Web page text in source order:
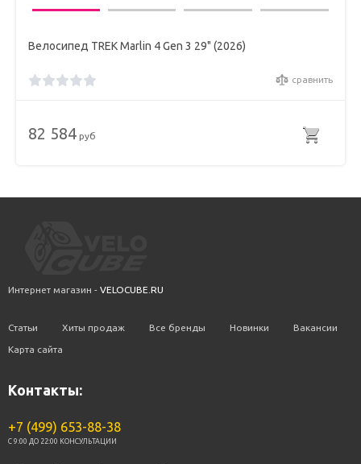
Велосипед TREK Marlin 4 Gen 3 29" (2026)
сравнить
82 584 руб
Интернет магазин - VELOCUBE.RU
Статьи Хиты продаж Все бренды Новинки Вакансии
Карта сайта
Контакты:
+7 (499) 653-88-38
C 9:00 ДО 22:00 КОНСУЛЬТАЦИИ